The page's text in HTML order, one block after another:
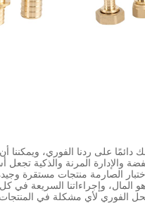
على ردنا الفوري،
والإدارة المرنة والذكية تجعل
الصارمة منتجات مستقرة
المال، وإجراءاتنا السريعة
الفوري لأي مشكلة في المنتجات.